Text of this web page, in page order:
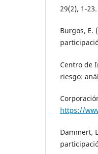
29(2), 1-23.
Burgos, E.
Centro de
riesgo:
https://
Dammert,